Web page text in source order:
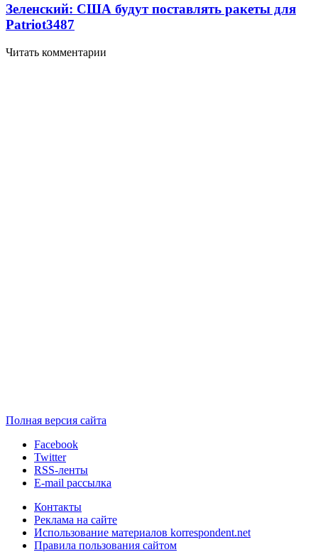
Зеленский: США будут поставлять ракеты для
Patriot3487
Читать комментарии
Полная версия сайта
Facebook
Twitter
RSS-ленты
E-mail рассылка
Контакты
Реклама на сайте
Использование материалов korrespondent.net
Правила пользования сайтом